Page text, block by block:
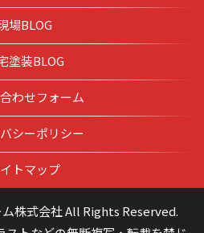
場BLOG
塗装BLOG
わせフォーム
シーポリシー
トマップ
株式会社 All Rights Reserved.